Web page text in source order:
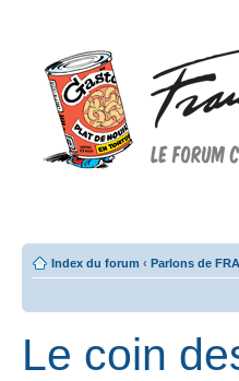
Index du forum ‹ Parlons de
Le coin